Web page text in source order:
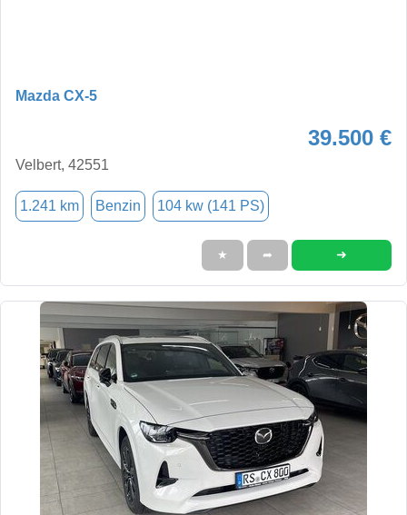
Mazda CX-5
39.500 €
Velbert, 42551
1.241 km Benzin 104 kw (141 PS)
★ ➦ ➜